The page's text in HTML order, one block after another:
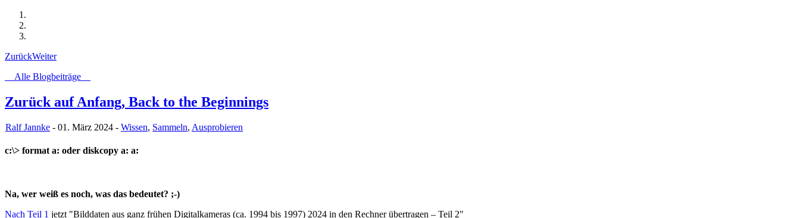
ZurückWeiter
Alle Blogbeiträge
Zurück auf Anfang, Back to the Beginnings
Ralf Jannke - 01. März 2024 - Wissen, Sammeln, Ausprobieren
c:\> format a: oder diskcopy a: a:
Na, wer weiß es noch, was das bedeutet? ;-)
Nach Teil 1 jetzt "Bilddaten aus ganz frühen Digitalkameras (ca. 1994 bis 1997) 2024 in den Rechner übertragen – Teil 2"